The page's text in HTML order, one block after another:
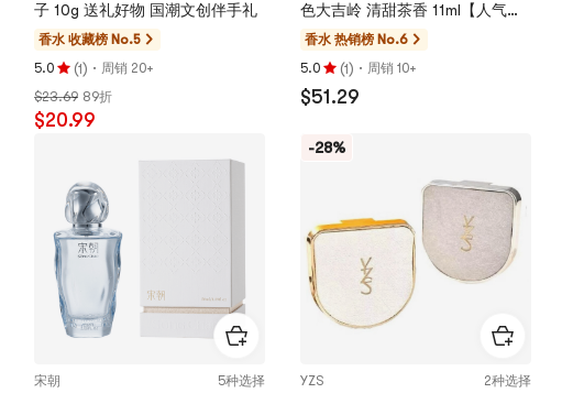
子 10g 送礼好物 国潮文创伴手礼
香水 收藏榜 No.5
5.0
评
分
5.0
(1) · 周销 20+
$23.69 89折
$20.99
色大吉岭 清甜茶香 11ml【人气斩
男香】
香水 热销榜 No.6
5.0
评
分
颗
5
颗
星
(1) · 周销 10+
$51.29
宋朝 5种选择
-28%
YZS 2种选择